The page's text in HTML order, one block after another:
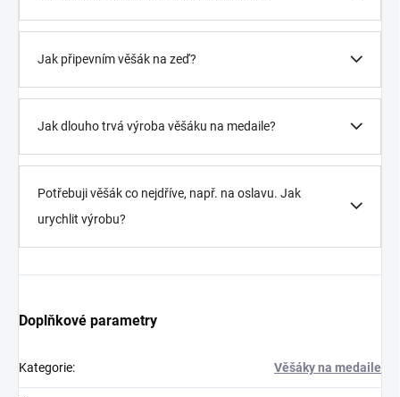
Jak připevním věšák na zeď?
Jak dlouho trvá výroba věšáku na medaile?
Potřebuji věšák co nejdříve, např. na oslavu. Jak
urychlit výrobu?
Doplňkové parametry
Kategorie: Věšáky na medaile